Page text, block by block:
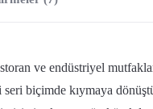
ve endüstriyel
biçimde kıymaya